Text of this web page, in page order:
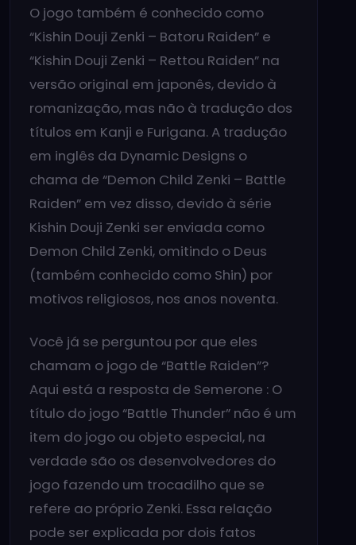
O jogo também é conhecido como
“Kishin Douji Zenki – Batoru Raiden” e
“Kishin Douji Zenki – Rettou Raiden” na
versão original em japonês, devido à
romanização, mas não à tradução dos
títulos em Kanji e Furigana. A tradução
em inglês da Dynamic Designs o
chama de “Demon Child Zenki – Battle
Raiden” em vez disso, devido à série
Kishin Douji Zenki ser enviada como
Demon Child Zenki, omitindo o Deus
(também conhecido como Shin) por
motivos religiosos, nos anos noventa.
Você já se perguntou por que eles
chamam o jogo de “Battle Raiden”?
Aqui está a resposta de Semerone : O
título do jogo “Battle Thunder” não é um
item do jogo ou objeto especial, na
verdade são os desenvolvedores do
jogo fazendo um trocadilho que se
refere ao próprio Zenki. Essa relação
pode ser explicada por dois fatos